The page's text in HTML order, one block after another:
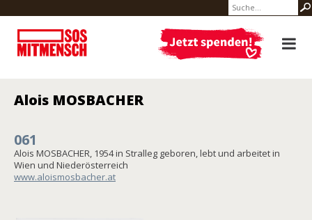
Alois MOSBACHER
061
Alois MOSBACHER, 1954 in Stralleg geboren, lebt und arbeitet in
Wien und Niederösterreich
www.aloismosbacher.at